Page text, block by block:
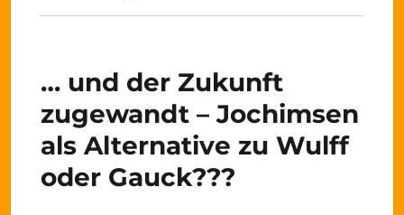
… und der Zukunft
zugewandt – Jochimsen
als Alternative zu Wulff
oder Gauck???